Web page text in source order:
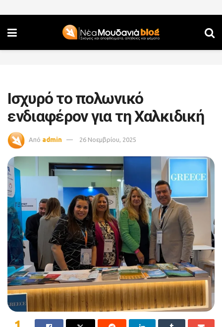
Ισχυρό το πολωνικό
ενδιαφέρον για τη Χαλκιδική
Από admin 26 Νοεμβρίου, 2025